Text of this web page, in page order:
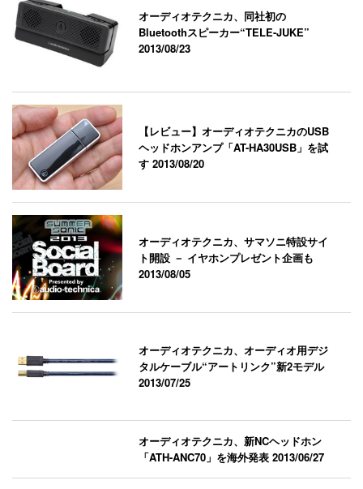
オーディオテクニカ、同社初の
Bluetoothスピーカー“TELE-JUKE”
2013/08/23
【レビュー】オーディオテクニカのUSB
ヘッドホンアンプ「AT-HA30USB」を試
す2013/08/20
オーディオテクニカ、サマソニ特設サイ
ト開設 － イヤホンプレゼント企画も
2013/08/05
オーディオテクニカ、オーディオ用デジ
タルケーブル“アートリンク”新2モデル
2013/07/25
オーディオテクニカ、新NCヘッドホン
「ATH-ANC70」を海外発表2013/06/27